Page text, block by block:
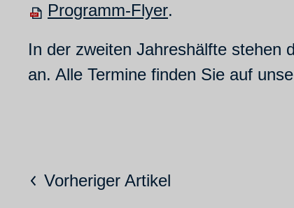
Programm-Flyer.
In der zweiten Jahreshälfte stehen
an. Alle Termine finden Sie auf
Vorheriger Artikel